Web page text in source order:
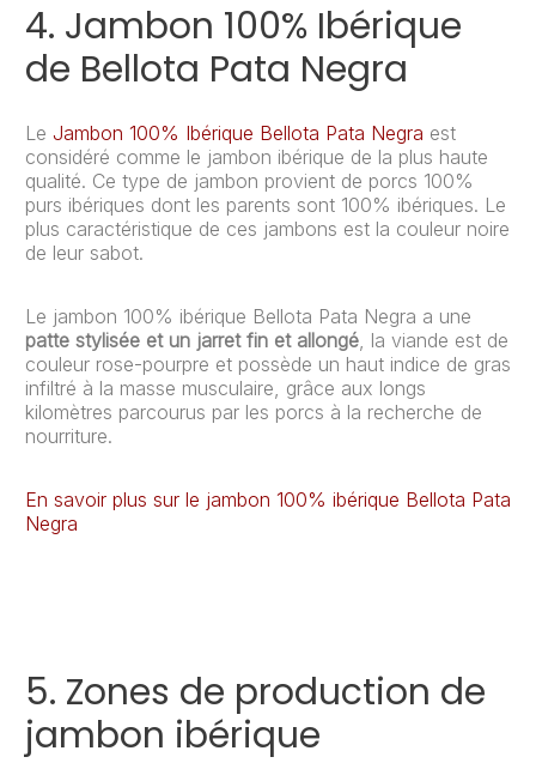
4. Jambon 100% Ibérique
de Bellota Pata Negra
Le Jambon 100% Ibérique Bellota Pata Negra est
considéré comme le jambon ibérique de la plus haute
qualité. Ce type de jambon provient de porcs 100%
purs ibériques dont les parents sont 100% ibériques. Le
plus caractéristique de ces jambons est la couleur noire
de leur sabot.
Le jambon 100% ibérique Bellota Pata Negra a une
patte stylisée et un jarret fin et allongé, la viande est de
couleur rose-pourpre et possède un haut indice de gras
infiltré à la masse musculaire, grâce aux longs
kilomètres parcourus par les porcs à la recherche de
nourriture.
En savoir plus sur le jambon 100% ibérique Bellota Pata
Negra
5. Zones de production de
jambon ibérique